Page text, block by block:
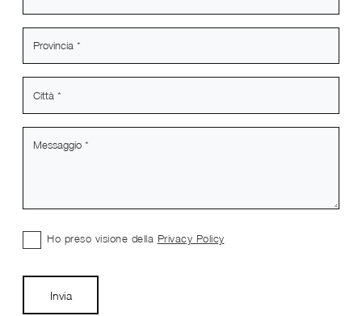
Ho preso visione della Privacy Policy
Invia